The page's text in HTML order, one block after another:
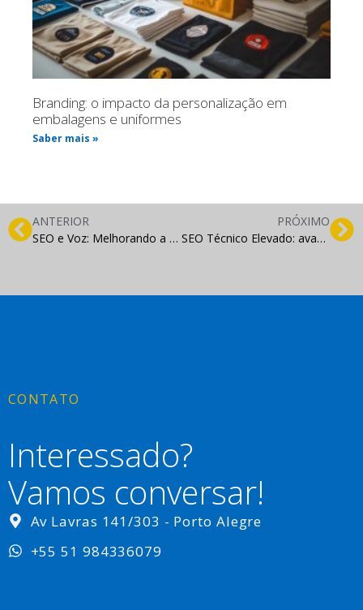
Branding: o impacto da personalização em
embalagens e uniformes
Saber mais »
ANTERIOR
SEO e Voz: Melhorando a otimização auditiva
PRÓXIMO
SEO Técnico Elevado: avançando na otimização
CONTATO
Interessado?
Vamos conversar!
Av Lavras 141/303 - Porto Alegre
+55 51 984336079